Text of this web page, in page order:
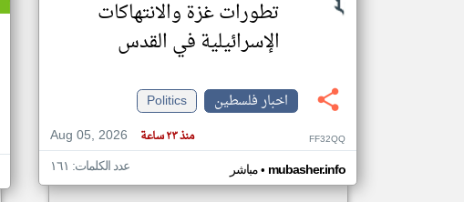
تطورات غزة والانتهاكات
الإسرائيلية في القدس
اخبار فلسطين
Politics
Aug 05, 2026
منذ ٢٣ ساعة FF32QQ
مباشر• mubasher.info عدد الكلمات: ١٦١